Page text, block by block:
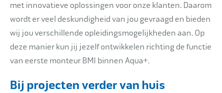
met innovatieve oplossingen voor onze klanten. Daarom
wordt er veel deskundigheid van jou gevraagd en bieden
wij jou verschillende opleidingsmogelijkheden aan. Op
deze manier kun jij jezelf ontwikkelen richting de functie
van eerste monteur BMI binnen Aqua+.
Bij projecten verder van huis